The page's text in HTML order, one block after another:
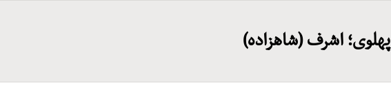
پهلوی؛ اشرف (شاهزاده)